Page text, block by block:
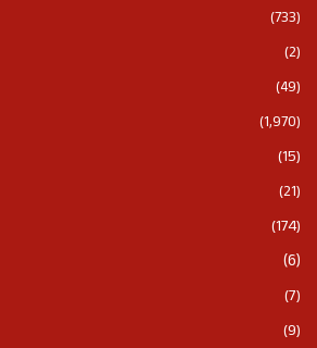
(733)
(2)
(49)
(1,970)
(15)
(21)
(174)
(6)
(7)
(9)